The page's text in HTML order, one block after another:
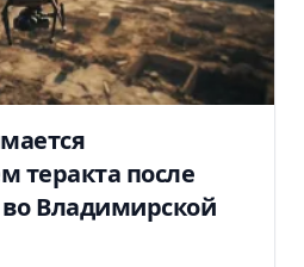
теракта после
во Владимирской